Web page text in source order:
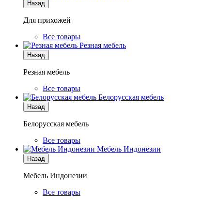
Назад
Для прихожей
Все товары
Резная мебель
Назад
Резная мебель
Все товары
Белорусская мебель
Назад
Белорусская мебель
Все товары
Мебель Индонезии
Назад
Мебель Индонезии
Все товары